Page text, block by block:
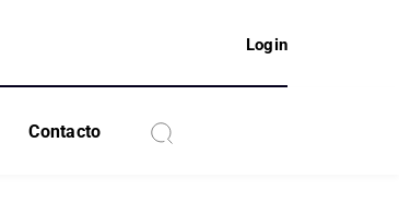
Login
Contacto